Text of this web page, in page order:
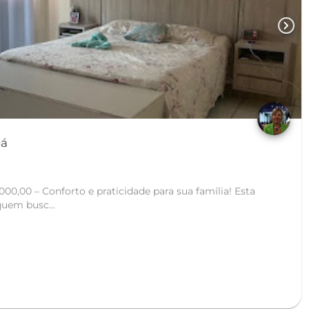
chevron_right
– Conforto e praticidade para sua família! Esta
busc...